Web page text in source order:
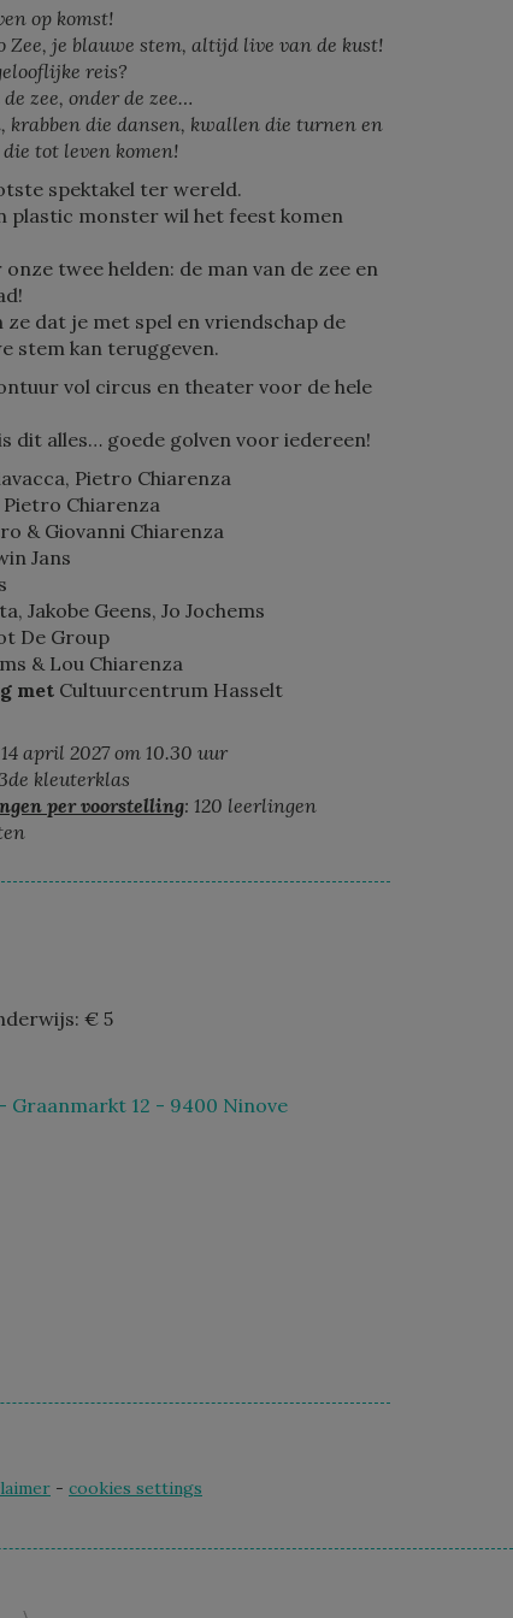
op komst!
Zee, je blauwe stem, altijd live van de kust!
reis?
zee, onder de zee…
krabben die dansen, kwallen die turnen en
tot leven komen!
spektakel ter wereld.
plastic monster wil het feest komen
twee helden: de man van de zee en
ze dat je met spel en vriendschap de
stem kan teruggeven.
vol circus en theater voor de hele
dit alles… goede golven voor iedereen!
Pietro Chiarenza
Pietro Chiarenza
& Giovanni Chiarenza
Jans
Jakobe Geens, Jo Jochems
De Group
& Lou Chiarenza
met Cultuurcentrum Hasselt
april 2027 om 10.30 uur
kleuterklas
per voorstelling: 120 leerlingen
€ 5
Graanmarkt 12 - 9400 Ninove
- cookies settings